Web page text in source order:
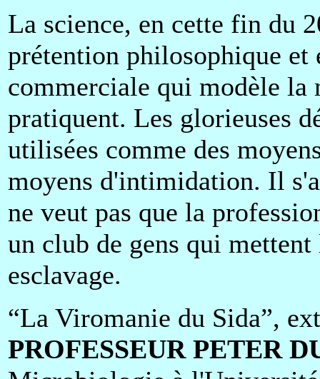
La science, en cette fin du
prétention philosophique et
commerciale qui modèle la
pratiquent. Les glorieuses
utilisées comme des
moyens d'intimidation. Il
ne veut pas que la
un club de gens qui
esclavage.
“La Viromanie du Sida”,
PROFESSEUR PETER